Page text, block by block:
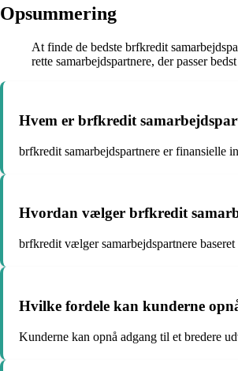
Opsummering
At finde de bedste brfkredit
rette samarbejdspartnere, der passer
Hvem er brfkredit
brfkredit samarbejdspartnere er finansielle
Hvordan vælger brfkredit
brfkredit vælger samarbejdspartnere
Hvilke fordele kan kunderne
Kunderne kan opnå adgang til et bredere